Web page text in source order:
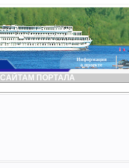
Информация
о проекте
ПОРТАЛА